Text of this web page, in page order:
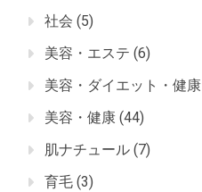
社会 (5)
美容・エステ (6)
美容・ダイエット・健康
美容・健康 (44)
肌ナチュール (7)
育毛 (3)